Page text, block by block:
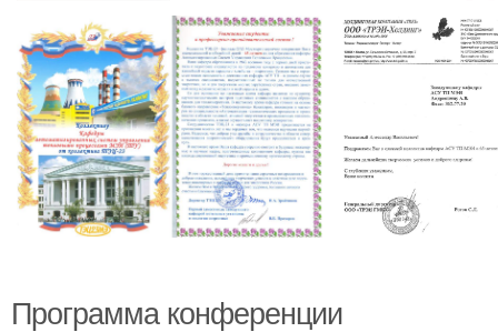
Программа конференции